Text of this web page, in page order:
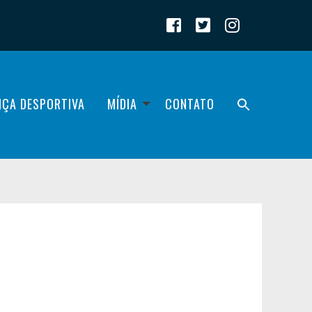
DESPORTIVA MÍDIA CONTATO